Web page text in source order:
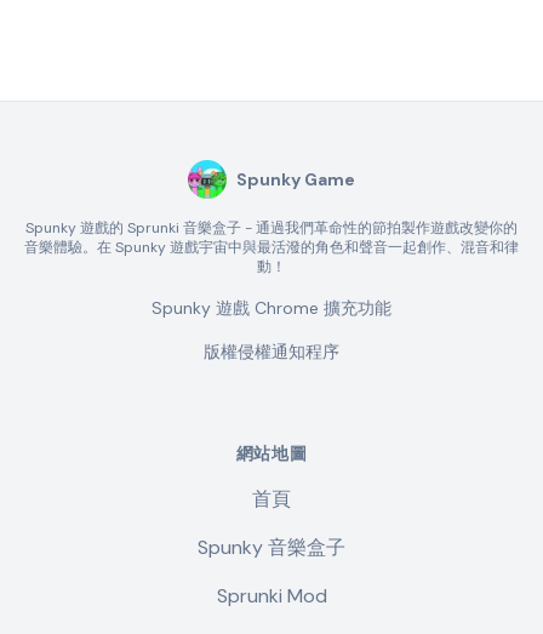
Spunky Game
Spunky 遊戲的 Sprunki 音樂盒子 - 通過我們革命性的節拍製作遊戲改變你的
音樂體驗。在 Spunky 遊戲宇宙中與最活潑的角色和聲音一起創作、混音和律
動！
Spunky 遊戲 Chrome 擴充功能
版權侵權通知程序
網站地圖
首頁
Spunky 音樂盒子
Sprunki Mod